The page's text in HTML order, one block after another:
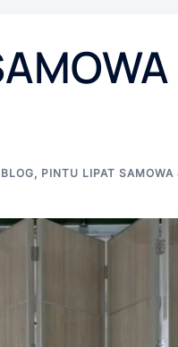
BLOG, PINTU LIPAT SAMOWA